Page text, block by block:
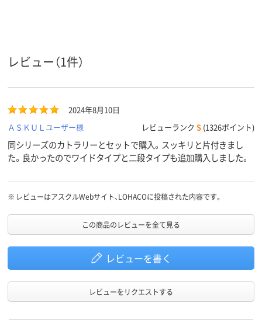
レビュー（1件）
2024年8月10日
ＡＳＫＵＬユーザー様
レビューランク S (1326ポイント)
同シリーズのカトラリーとセットで購入。スッキリと片付きまし
た。良かったのでワイドタイプと二段タイプも追加購入しました。
※ レビューはアスクルWebサイト、LOHACOに投稿された内容です。
この商品のレビューを全て見る
レビューを書く
レビューをリクエストする